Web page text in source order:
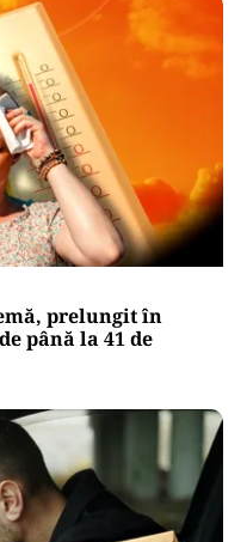
regulile pe piața
Oprescu: „Este una